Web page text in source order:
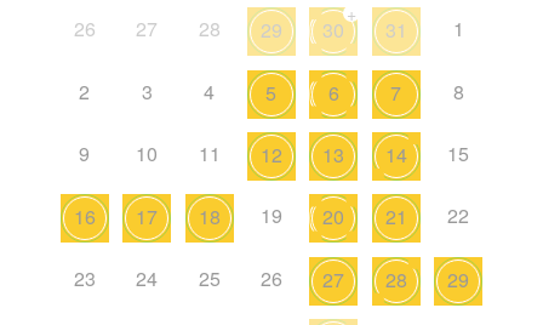
26
27 28 29 30
+
31 1
2 3 4 5 6 7 8
9 10 11 12 13 14 15
16 17 18 19 20 21 22
23 24 25 26 27 28 29